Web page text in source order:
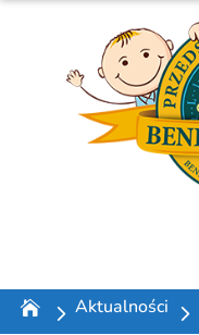
Aktualności